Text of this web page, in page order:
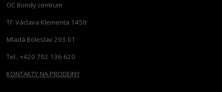
OC Bondy centrum
Tř. Václava Klementa 1459
Mladá Boleslav 293 01
Tel.: +420 702 136 620
KONTAKTY NA PRODEJNY